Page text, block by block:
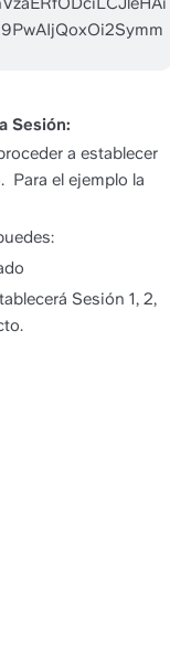
Sesión:
a establecer
Para el ejemplo la
Sesión 1, 2,